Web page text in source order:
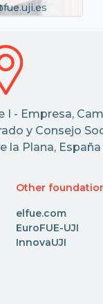
- Empresa,
y Consejo
la Plana, España
Other
elfue.com
EuroFUE-UJI
InnovaUJI